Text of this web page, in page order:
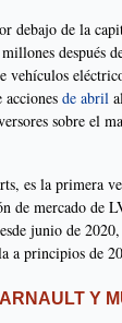
debajo de la
después
vehículos
de abril
sobre el
es la primera
de mercado de
junio de
a principios de
Y